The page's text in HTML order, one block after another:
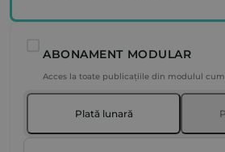
ABONAMENT MODULAR
Acces la toate publicațiile din modulul
Plată lunară